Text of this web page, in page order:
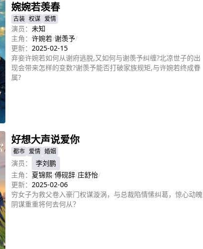
婉婉若羡春
古装 权谋 爱情
演员： 未知
主角： 许婉若/谢羡予/
更新： 2025-02-15
弃妾许婉若如何从谢府逃脱,又如何与谢羡予纠缠?北凉世子的出
现会带来怎样的变数?谢羡予能否打破家族规矩,与许婉若终成眷
属?
好想大声说爱你
都市 爱情 婚姻
演员：
李刘鹏
主角： 夏锦熙/傅砚辞/庄舒怡/
更新： 2025-02-06
穷女子为救父卷入豪门权谋漩涡，与总裁陷情愫纠葛，惊心动魄
阴谋重重将何去何从？